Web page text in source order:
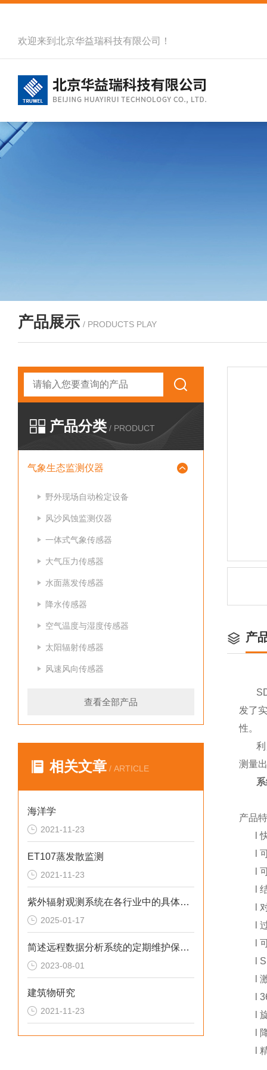
欢迎来到北京华益瑞科技有限公司！
产品展示 / PRODUCTS PLAY
产品分类 / PRODUCT
气象生态监测仪器
野外现场自动检定设备
风沙风蚀监测仪器
一体式气象传感器
大气压力传感器
水面蒸发传感器
降水传感器
空气温度与湿度传感器
太阳辐射传感器
风速风向传感器
查看全部产品
相关文章 / ARTICLE
海洋学
2021-11-23
ET107蒸发散监测
2021-11-23
紫外辐射观测系统在各行业中的具体应用分享
2025-01-17
简述远程数据分析系统的定期维护保养方法
2023-08-01
建筑物研究
2021-11-23
产
发了
性。
测量
产品
l